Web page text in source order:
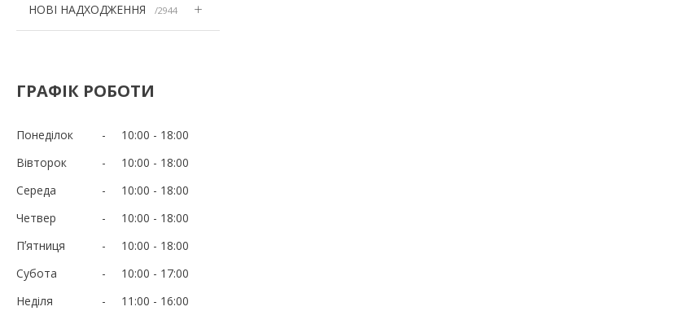
НОВІ НАДХОДЖЕННЯ 2944
ГРАФІК РОБОТИ
Понеділок 10:00
18:00
Вівторок
10:00
18:00
Середа
10:00
18:00
Четвер
10:00
18:00
Пʼятниця
10:00
18:00
Субота
10:00
17:00
Неділя
11:00 16:00